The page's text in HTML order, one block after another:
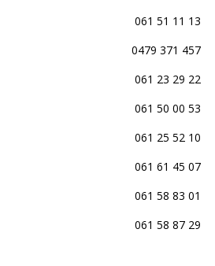
061 51 11 13
0479 371 457
061 23 29 22
061 50 00 53
061 25 52 10
061 61 45 07
061 58 83 01
061 58 87 29